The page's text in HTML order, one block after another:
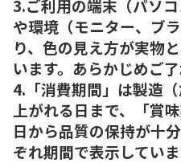
3.ご利用の端末（パソコ
や環境（モニター、ブ
り、色の見え方が実物
います。あらかじめご了
4.「消費期間」は製造
上がれる日まで、「賞
日から品質の保持が十
ぞれ期間で表示していま